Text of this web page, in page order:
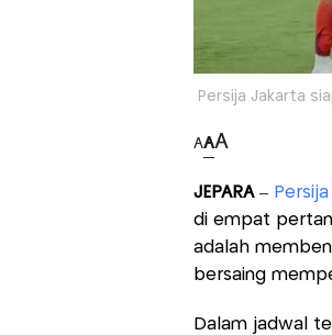
Persija Jakarta
AAA
JEPARA –
di empat
adalah
bersaing
Dalam jadwal